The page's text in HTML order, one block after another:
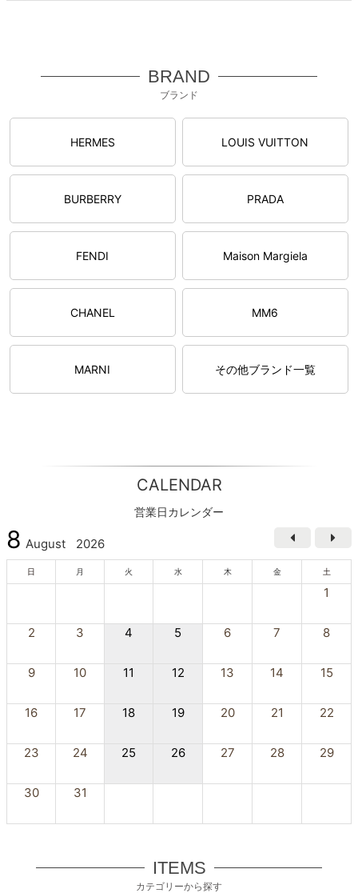
BRAND
ブランド
HERMES LOUIS VUITTON
BURBERRY PRADA
FENDI Maison Margiela
CHANEL MM6
MARNI その他ブランド一覧
CALENDAR
営業日カレンダー
8 August 2026
日 月 火 水 木 金 土
1
2 3 4 5 6 7 8
9 10 11 12 13 14 15
16 17 18 19 20 21 22
23 24 25 26 27 28 29
30 31
ITEMS
カテゴリーから探す